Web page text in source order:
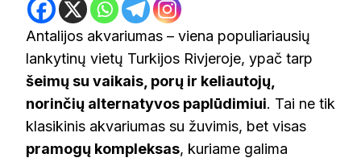
Antalijos akvariumas – viena populiariausių
lankytinų vietų Turkijos Rivjeroje, ypač tarp
šeimų su vaikais, porų ir keliautojų,
norinčių alternatyvos paplūdimiui. Tai ne tik
klasikinis akvariumas su žuvimis, bet visas
pramogų kompleksas, kuriame galima